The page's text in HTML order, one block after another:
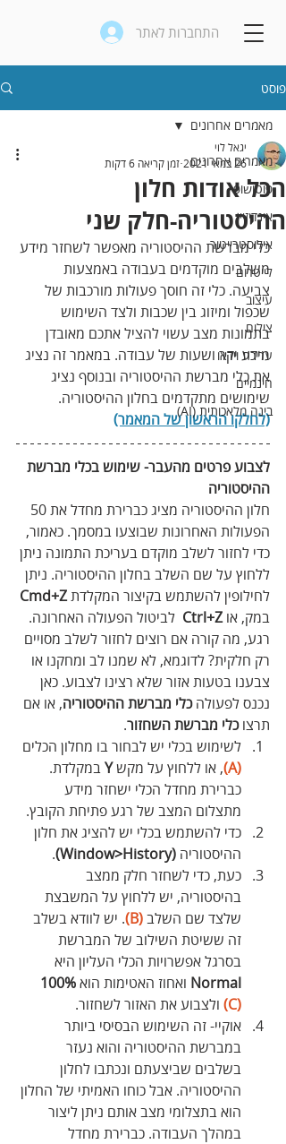
התחברות לאתר
פוסט
מאמרים אחרונים
פוטושופ
אינדיזיין
אילוסטרייטור
לייטרום
עיצוב
צילום
עריכת וידאו
חינמיים
בינה מלאכותית (AI)
מאמרים אחרונים
הכל אודות חלון
ההיסטוריה-חלק שני
יגאל לוי
26 במאי 2021
זמן קריאה 6 דקות
כלי מברשת ההיסטוריה מאפשר לשחזר מידע
משלבים מוקדמים בעבודה באמצעות
צביעה. כלי זה חוסך פעולות מורכבות של
שכפול ומיזוג בין שכבות ולצד השימוש
בתמונות מצב עשוי להציל אתכם מאובדן
מידע יקר ושעות של עבודה. במאמר זה נציג
את כלי מברשת ההיסטוריה ובנוסף נציג
שימושים מתקדמים בחלון ההיסטוריה.
(לחלקו הראשון של המאמר)
לצבוע פרטים מהעבר- שימוש בכלי מברשת
ההיסטוריה
הפעולות האחרונות שבוצעו במסמך. כאמור,
כדי לחזור לשלב מוקדם בעריכת התמונה ניתן
ללחוץ על שם השלב בחלון ההיסטוריה. ניתן
לחילופין להשתמש בקיצור המקלדת Cmd+Z
במק, או Ctrl+Z
  לביטול הפעולה האחרונה.
רגע, מה קורה אם רוצים לחזור לשלב מסויים
רק חלקית? לדוגמא, לא שמנו לב ומחקנו או
צבענו בטעות אזור שלא רצינו לצבוע. כאן
נכנס לפעולה כלי מברשת ההיסטוריה, או אם
תרצו כלי מברשת השחזור.
לשימוש בכלי יש לבחור בו מחלון הכלים
(A)
, או ללחוץ על מקש Y במקלדת.
כברירת מחדל הכלי ישחזר מידע
מתצלום המצב של רגע פתיחת הקובץ.
כדי להשתמש בכלי יש להציג את חלון
ההיסטוריה (Window>History)
.
כעת, כדי לשחזר חלק ממצב
בהיסטוריה, יש ללחוץ על המשבצת
שלצד שם השלב (B)
. יש לוודא בשלב
זה ששיטת השילוב של המברשת
בסרגל אפשרויות הכלי העליון היא
Normal ואחוז האטימות הוא 100%
(C)
ולצבוע את האזור לשחזור.
אוקיי- זה השימוש הבסיסי ביותר
במברשת ההיסטוריה והוא נעזר
בשלבים שביצעתם ונכתבו לחלון
ההיסטוריה. אבל כוחו האמיתי של החלון
הוא בתצלומי מצב אותם ניתן ליצור
במהלך העבודה. כברירת מחדל